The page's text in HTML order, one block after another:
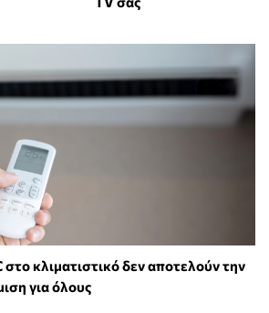
στο κλιματιστικό δεν αποτελούν την
για όλους